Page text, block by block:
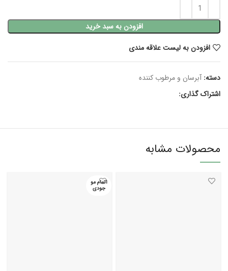
افزودن به سبد خرید
افزودن به لیست علاقه مندی
دسته: آبرسان و مرطوب کننده
اشتراک گذاری:
محصولات مشابه
اتمام مو
جودی